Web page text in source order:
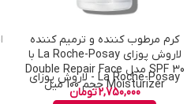
کرم مرطوب کننده و ترمیم کننده
لاروش پوزای La Roche-Posay با
SPF 30 مدل Double Repair Face
Moisturizer حجم 100 میل
La Roche-Posay - لاروش پوزای
2,750,000تومان